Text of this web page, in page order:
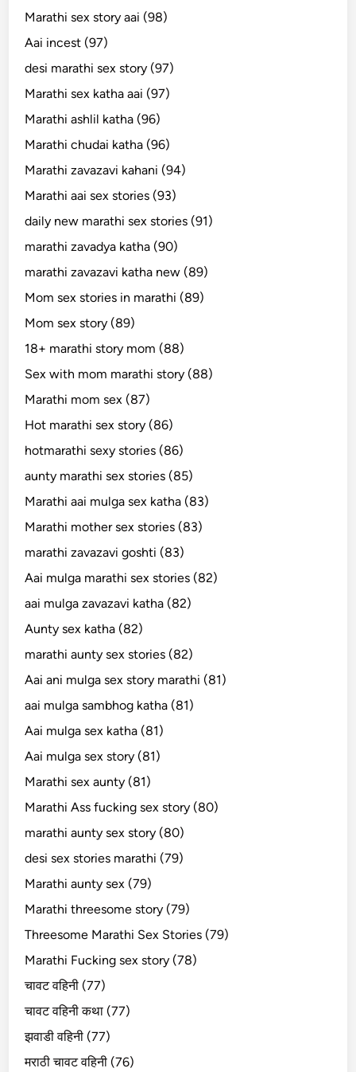
Marathi sex story aai (98)
Aai incest (97)
desi marathi sex story (97)
Marathi sex katha aai (97)
Marathi ashlil katha (96)
Marathi chudai katha (96)
Marathi zavazavi kahani (94)
Marathi aai sex stories (93)
daily new marathi sex stories (91)
marathi zavadya katha (90)
marathi zavazavi katha new (89)
Mom sex stories in marathi (89)
Mom sex story (89)
18+ marathi story mom (88)
Sex with mom marathi story (88)
Marathi mom sex (87)
Hot marathi sex story (86)
hotmarathi sexy stories (86)
aunty marathi sex stories (85)
Marathi aai mulga sex katha (83)
Marathi mother sex stories (83)
marathi zavazavi goshti (83)
Aai mulga marathi sex stories (82)
aai mulga zavazavi katha (82)
Aunty sex katha (82)
marathi aunty sex stories (82)
Aai ani mulga sex story marathi (81)
aai mulga sambhog katha (81)
Aai mulga sex katha (81)
Aai mulga sex story (81)
Marathi sex aunty (81)
Marathi Ass fucking sex story (80)
marathi aunty sex story (80)
desi sex stories marathi (79)
Marathi aunty sex (79)
Marathi threesome story (79)
Threesome Marathi Sex Stories (79)
Marathi Fucking sex story (78)
चावट वहिनी (77)
चावट वहिनी कथा (77)
झवाडी वहिनी (77)
मराठी चावट वहिनी (76)